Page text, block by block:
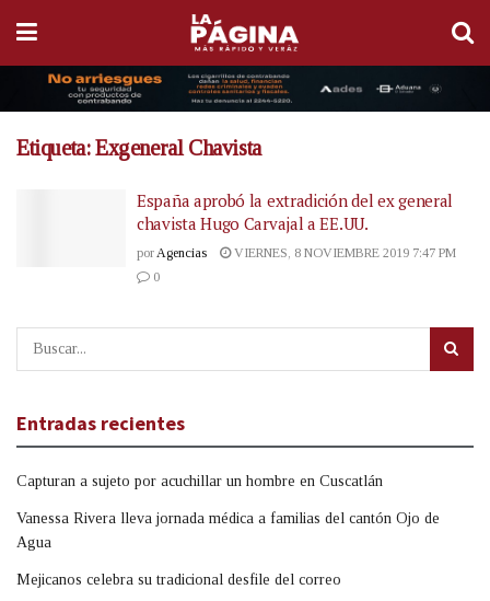
Etiqueta:Exgeneral Chavista
España aprobó la extradición del ex general
chavista Hugo Carvajal a EE.UU.
por Agencias
VIERNES, 8 NOVIEMBRE 2019 7:47 PM
0
Entradas recientes
Capturan a sujeto por acuchillar un hombre en Cuscatlán
Vanessa Rivera lleva jornada médica a familias del cantón Ojo de
Agua
Mejicanos celebra su tradicional desfile del correo